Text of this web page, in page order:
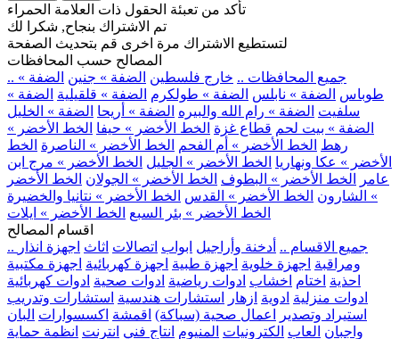
تأكد من تعبئة الحقول ذات العلامة الحمراء
تم الاشتراك بنجاح, شكرا لك
لتستطيع الاشتراك مرة اخرى قم بتحديث الصفحة
المصالح حسب المحافظات
.. جميع المحافظات .. خارج فلسطين الضفة » جنين الضفة »
طوباس الضفة » نابلس الضفة » طولكرم الضفة » قلقيلية الضفة »
سلفيت الضفة » رام الله والبيره الضفة » أريحا الضفة » الخليل
الضفة » بيت لحم قطاع غزة الخط الأخضر » حيفا الخط الأخضر »
رهط الخط الأخضر » أم الفحم الخط الأخضر » الناصرة الخط
الأخضر » عكا ونهاريا الخط الأخضر » الجليل الخط الأخضر » مرج ابن
عامر
الخط الأخضر » البطوف الخط الأخضر » الجولان الخط الأخضر
» الشارون الخط الأخضر » القدس الخط الأخضر » نتانيا والخضيرة
الخط الأخضر » بئر السبع الخط الأخضر » ايلات
اقسام المصالح
.. جميع الاقسام .. أدخنة وأراجيل ابواب اتصالات اثاث اجهزة انذار
ومراقبة اجهزة خلوية اجهزة طبية اجهزة كهربائية اجهزة مكتبية
احذية اختام اخشاب ادوات رياضية ادوات صحية ادوات كهربائية
ادوات منزلية ادوية ازهار استشارات هندسية استشارات وتدريب
استيراد وتصدير
اعمال صحية (سباكة) اقمشة اكسسوارات البان
واجبان العاب الكترونيات المنيوم انتاج فني انترنت انظمة حماية